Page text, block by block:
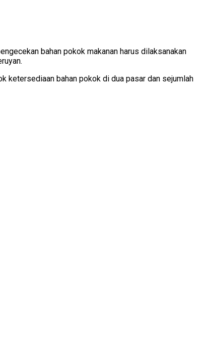
bahan pokok makanan harus dilaksanakan
ketersediaan bahan pokok di dua pasar dan sejumlah